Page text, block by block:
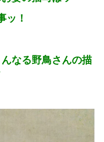
ッ！
なる野鳥さんの描